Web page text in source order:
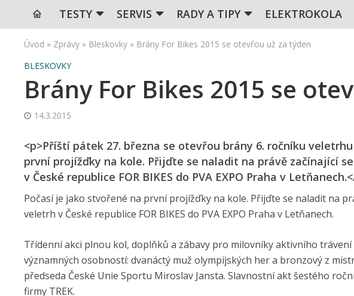
TESTY SERVIS RADY A TIPY ELEKTROKOLA
Úvod » Zprávy » Bleskovky » Brány For Bikes 2015 se otevřou už za týden
BLESKOVKY
Brány For Bikes 2015 se
14.3.2015
<p>Příští pátek 27. března se otevřou brány 6. ročníku
první projížďky na kole. Přijďte se naladit na právě začínající
v České republice FOR BIKES do PVA EXPO Praha v
Počasí je jako stvořené na první projížďky na kole. Přijďte se naladit na
veletrh v České republice FOR BIKES do PVA EXPO Praha v Letňanech.
Třídenní akci plnou kol, doplňků a zábavy pro milovníky aktivního
významných osobností: dvanáctý muž olympijských her a bronzový z
předseda České Unie Sportu Miroslav Jansta. Slavnostní akt šestého
firmy TREK.